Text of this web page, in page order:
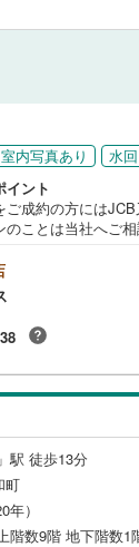
室内写真あり
水
イント
成約の方には
のことは当社へご
件決定:気に入った
能かの審査。物件
査の承認後、物件
の本申込。（5）金
6）決済・引き渡し
を受ける場合のみ
駅 徒歩13分
町
）
階数9階 地下階数1
（0
ー（0）
ローゼット